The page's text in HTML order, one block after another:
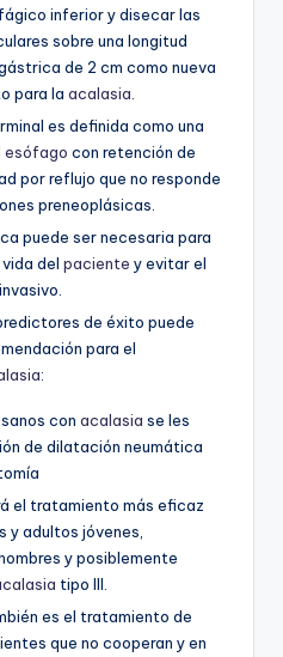
inferior y disecar las
sobre una longitud
de 2 cm como nueva
para la acalasia
es definida como una
esófago con retención de
por reflujo que no responde
preneoplásicas.
puede ser necesaria para
del paciente y evitar el
de éxito puede
para el
:
con acalasia se les
de dilatación neumática
el tratamiento más eficaz
y adultos jóvenes,
y posiblemente
tipo III.
es el tratamiento de
que no cooperan y en